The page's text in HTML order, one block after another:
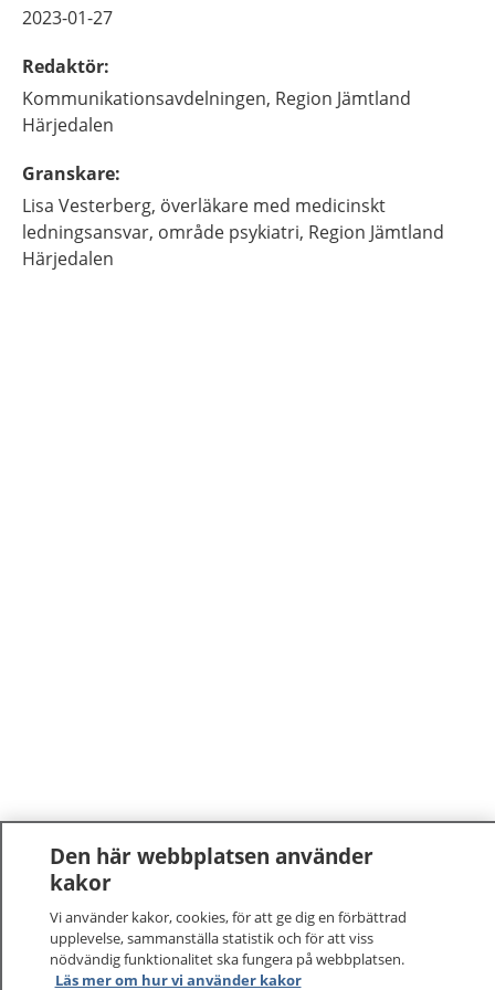
2023-01-27
Redaktör:
Kommunikationsavdelningen, Region Jämtland
Härjedalen
Granskare:
Lisa Vesterberg, överläkare med medicinskt
ledningsansvar, område psykiatri, Region Jämtland
Härjedalen
1177–tryggt om din hälsa och vård
Den här webbplatsen använder
kakor
Vi använder kakor, cookies, för att ge dig en förbättrad
upplevelse, sammanställa statistik och för att viss
nödvändig funktionalitet ska fungera på webbplatsen.
Läs mer om hur vi använder kakor